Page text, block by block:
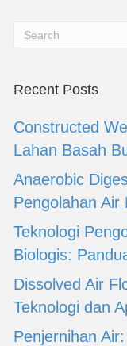
Recent Posts
Constructed
Lahan Basah
Anaerobic
Pengolahan Air
Teknologi
Biologis:
Dissolved Air
Teknologi dan
Penjernihan